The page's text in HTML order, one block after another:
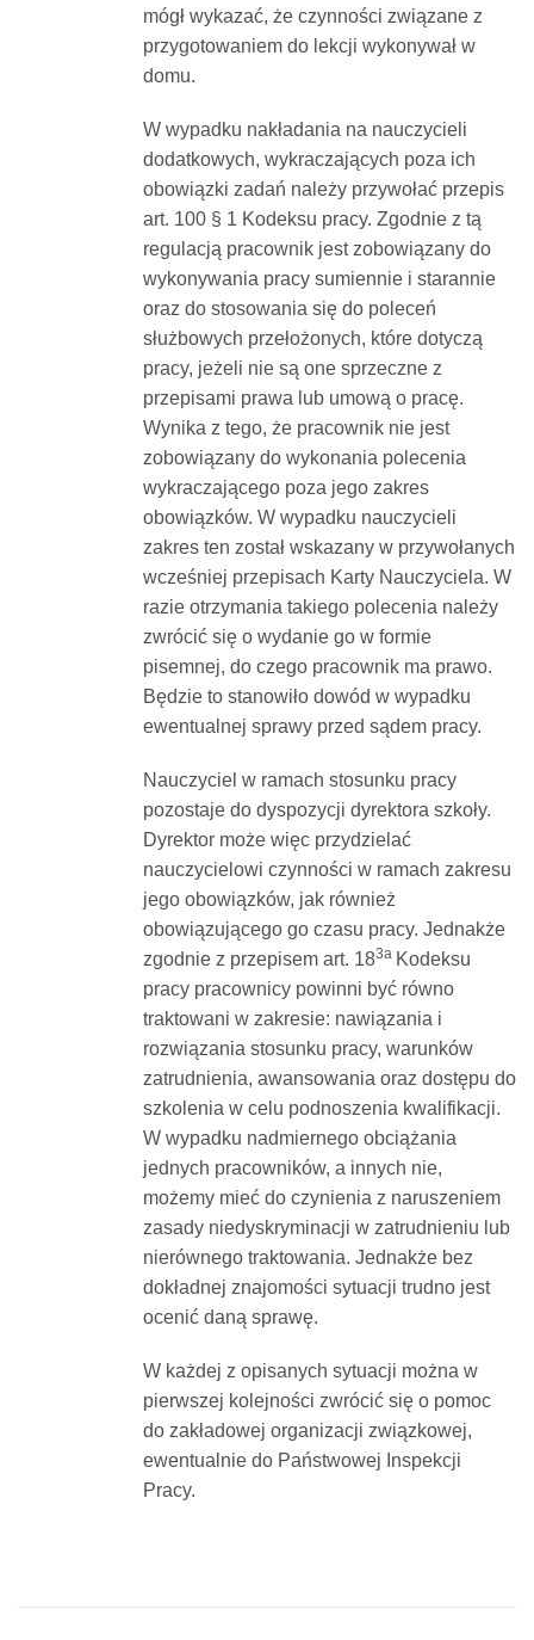
mógł wykazać, że czynności związane z
przygotowaniem do lekcji wykonywał w
domu.
W wypadku nakładania na nauczycieli
dodatkowych, wykraczających poza ich
obowiązki zadań należy przywołać przepis
art. 100 § 1 Kodeksu pracy. Zgodnie z tą
regulacją pracownik jest zobowiązany do
wykonywania pracy sumiennie i starannie
oraz do stosowania się do poleceń
służbowych przełożonych, które dotyczą
pracy, jeżeli nie są one sprzeczne z
przepisami prawa lub umową o pracę.
Wynika z tego, że pracownik nie jest
zobowiązany do wykonania polecenia
wykraczającego poza jego zakres
obowiązków. W wypadku nauczycieli
zakres ten został wskazany w przywołanych
wcześniej przepisach Karty Nauczyciela. W
razie otrzymania takiego polecenia należy
zwrócić się o wydanie go w formie
pisemnej, do czego pracownik ma prawo.
Będzie to stanowiło dowód w wypadku
ewentualnej sprawy przed sądem pracy.
Nauczyciel w ramach stosunku pracy
pozostaje do dyspozycji dyrektora szkoły.
Dyrektor może więc przydzielać
nauczycielowi czynności w ramach zakresu
jego obowiązków, jak również
obowiązującego go czasu pracy. Jednakże
zgodnie z przepisem art. 183a Kodeksu
pracy pracownicy powinni być równo
traktowani w zakresie: nawiązania i
rozwiązania stosunku pracy, warunków
zatrudnienia, awansowania oraz dostępu do
szkolenia w celu podnoszenia kwalifikacji.
W wypadku nadmiernego obciążania
jednych pracowników, a innych nie,
możemy mieć do czynienia z naruszeniem
zasady niedyskryminacji w zatrudnieniu lub
nierównego traktowania. Jednakże bez
dokładnej znajomości sytuacji trudno jest
ocenić daną sprawę.
W każdej z opisanych sytuacji można w
pierwszej kolejności zwrócić się o pomoc
do zakładowej organizacji związkowej,
ewentualnie do Państwowej Inspekcji
Pracy.